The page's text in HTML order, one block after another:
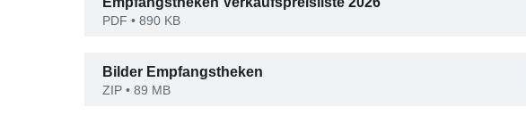
PDF • 890 KB
Bilder Empfangstheken
ZIP • 89 MB